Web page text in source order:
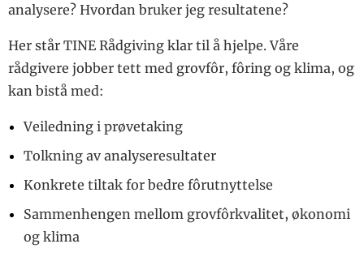
analysere? Hvordan bruker jeg resultatene?
Her står TINE Rådgiving klar til å hjelpe. Våre
rådgivere jobber tett med grovfôr, fôring og klima, og
kan bistå med:
Veiledning i prøvetaking
Tolkning av analyseresultater
Konkrete tiltak for bedre fôrutnyttelse
Sammenhengen mellom grovfôrkvalitet, økonomi
og klima